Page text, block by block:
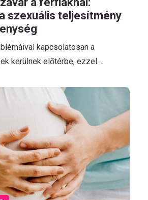
szexuális teljesítmény
kapcsolatosan a
kerülnek előtérbe, ezzel…